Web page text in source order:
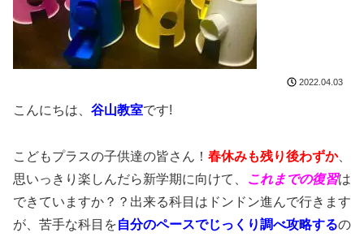
2022.04.03
こんにちは、 谷山教室です!
こどもプラスの子供達の皆さん！ 春休みも残り後わずか、
思いっきり楽しんだら新学期に向けて、
これまでの復習は
できていますか？？出来る科目はドンドン進んで行きます
が、苦手な科目を自分のペースでじっくり調べ攻略するの